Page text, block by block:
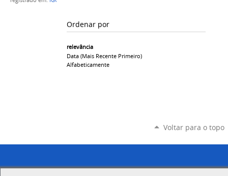
Ordenar por
relevância
Data (mais Recente Primeiro)
Alfabeticamente
Voltar para o topo